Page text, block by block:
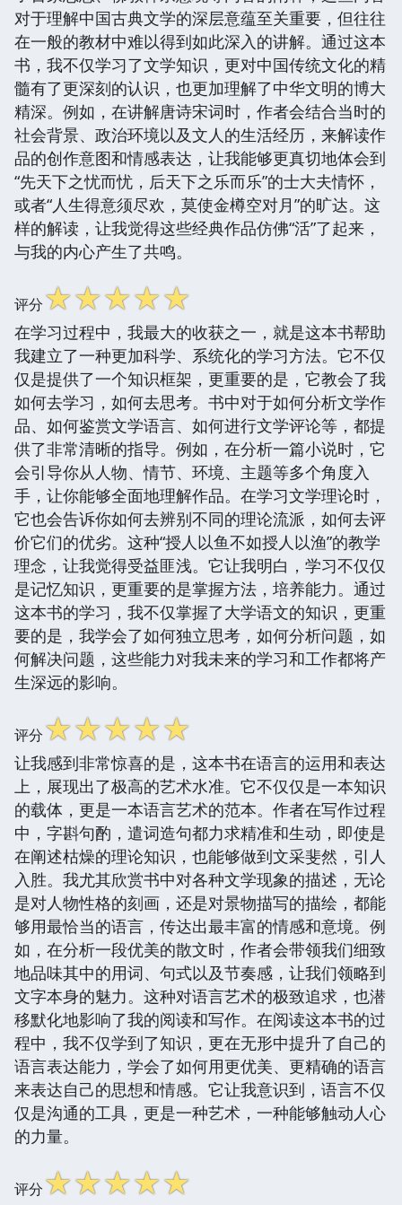
对于理解中国古典文学的深层意蕴至关重要，但往往
在一般的教材中难以得到如此深入的讲解。通过这本
书，我不仅学习了文学知识，更对中国传统文化的精
髓有了更深刻的认识，也更加理解了中华文明的博大
精深。例如，在讲解唐诗宋词时，作者会结合当时的
社会背景、政治环境以及文人的生活经历，来解读作
品的创作意图和情感表达，让我能够更真切地体会到
“先天下之忧而忧，后天下之乐而乐”的士大夫情怀，
或者“人生得意须尽欢，莫使金樽空对月”的旷达。这
样的解读，让我觉得这些经典作品仿佛“活”了起来，
与我的内心产生了共鸣。
评分☆☆☆☆☆
在学习过程中，我最大的收获之一，就是这本书帮助
我建立了一种更加科学、系统化的学习方法。它不仅
仅是提供了一个知识框架，更重要的是，它教会了我
如何去学习，如何去思考。书中对于如何分析文学作
品、如何鉴赏文学语言、如何进行文学评论等，都提
供了非常清晰的指导。例如，在分析一篇小说时，它
会引导你从人物、情节、环境、主题等多个角度入
手，让你能够全面地理解作品。在学习文学理论时，
它也会告诉你如何去辨别不同的理论流派，如何去评
价它们的优劣。这种“授人以鱼不如授人以渔”的教学
理念，让我觉得受益匪浅。它让我明白，学习不仅仅
是记忆知识，更重要的是掌握方法，培养能力。通过
这本书的学习，我不仅掌握了大学语文的知识，更重
要的是，我学会了如何独立思考，如何分析问题，如
何解决问题，这些能力对我未来的学习和工作都将产
生深远的影响。
评分☆☆☆☆☆
让我感到非常惊喜的是，这本书在语言的运用和表达
上，展现出了极高的艺术水准。它不仅仅是一本知识
的载体，更是一本语言艺术的范本。作者在写作过程
中，字斟句酌，遣词造句都力求精准和生动，即使是
在阐述枯燥的理论知识，也能够做到文采斐然，引人
入胜。我尤其欣赏书中对各种文学现象的描述，无论
是对人物性格的刻画，还是对景物描写的描绘，都能
够用最恰当的语言，传达出最丰富的情感和意境。例
如，在分析一段优美的散文时，作者会带领我们细致
地品味其中的用词、句式以及节奏感，让我们领略到
文字本身的魅力。这种对语言艺术的极致追求，也潜
移默化地影响了我的阅读和写作。在阅读这本书的过
程中，我不仅学到了知识，更在无形中提升了自己的
语言表达能力，学会了如何用更优美、更精确的语言
来表达自己的思想和情感。它让我意识到，语言不仅
仅是沟通的工具，更是一种艺术，一种能够触动人心
的力量。
评分☆☆☆☆☆